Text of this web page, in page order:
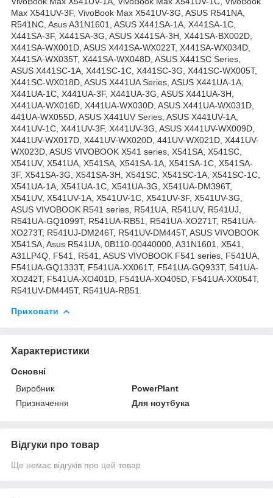
Max X541UV-3F, VivoBook Max X541UV-3G, ASUS R541NA,
R541NC, Asus A31N1601, ASUS X441SA-1A, X441SA-1C,
X441SA-3F, X441SA-3G, ASUS X441SA-3H, X441SA-BX002D,
X441SA-WX001D, ASUS X441SA-WX022T, X441SA-WX034D,
X441SA-WX035T, X441SA-WX048D, ASUS X441SC Series,
ASUS X441SC-1A, X441SC-1C, X441SC-3G, X441SC-WX005T,
X441SC-WX018D, ASUS X441UA Series, ASUS X441UA-1A,
X441UA-1C, X441UA-3F, X441UA-3G, ASUS X441UA-3H,
X441UA-WX016D, X441UA-WX030D, ASUS X441UA-WX031D,
441UA-WX055D, ASUS X441UV Series, ASUS X441UV-1A,
X441UV-1C, X441UV-3F, X441UV-3G, ASUS X441UV-WX009D,
X441UV-WX017D, X441UV-WX020D, 441UV-WX021D, X441UV-
WX023D, ASUS VIVOBOOK X541 series, X541SA, X541SC,
X541UV, X541UA, X541SA, X541SA-1A, X541SA-1C, X541SA-
3F, X541SA-3G, X541SA-3H, X541SC, X541SC-1A, X541SC-1C,
X541UA-1A, X541UA-1C, X541UA-3G, X541UA-DM396T,
X541UV, X541UV-1A, X541UV-1C, X541UV-3F, X541UV-3G,
ASUS VIVOBOOK R541 series, R541UA, R541UV, R541UJ,
R541UA-GQ1099T, R541UA-RB51, R541UA-XO271T, R541UA-
XO273T, R541UJ-DM246T, R541UV-DM445T, ASUS VIVOBOOK
X541SA, Asus R541UA, 0B110-00440000, A31N1601, X541,
A31LP4Q, F541, R541, ASUS VIVOBOOK F541 series, F541UA,
F541UA-GQ1333T, F541UA-XX061T, F541UA-GQ933T, 541UA-
XO242T, F541UA-XO401D, F541UA-XO405D, F541UA-XX054T,
R541UV-DM445T, R541UA-RB51.
Приховати
Характеристики
Основні
Виробник
PowerPlant
Призначення
Для ноутбука
Відгуки про товар
Ще немає відгуків про цей товар